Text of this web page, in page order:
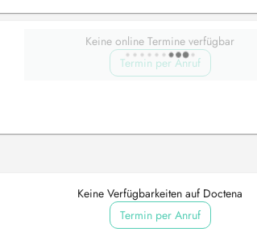
Keine online Termine verfügbar
Termin per Anruf
Keine Verfügbarkeiten auf Doctena
Termin per Anruf